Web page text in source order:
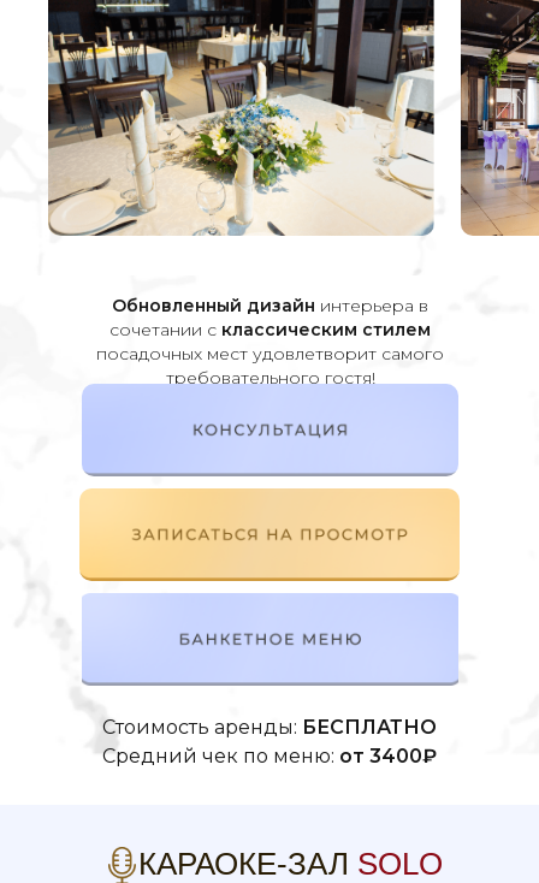
Стоимость аренды: БЕСПЛАТНО
Cредний чек по меню: от 3400₽
Обновленный дизайн интерьера в
сочетании с классическим стилем
посадочных мест удовлетворит самого
требовательного гостя!
ЗАПИСАТЬСЯ НА ПРОСМОТР
КОНСУЛЬТАЦИЯ
БАНКЕТНОЕ МЕНЮ
КАРАОКЕ-ЗАЛ SOLO